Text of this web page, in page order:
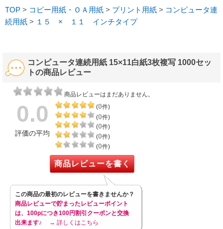
TOP > コピー用紙・ＯＡ用紙 > プリント用紙 > コンピュータ連
続用紙 > １５ × １１ インチタイプ
コンピュータ連続用紙 15×11白紙3枚複写 1000セッ
トの商品レビュー
商品レビューはまだありません。
0.0
評価の平均
(0件)
(0件)
(0件)
(0件)
(0件)
商品レビューを書く
この商品の最初のレビューを書きませんか？
商品レビューで貯まったレビューポイント
は、100pにつき100円割引クーポンと交換
出来ます♪
→ 詳しくはこちら